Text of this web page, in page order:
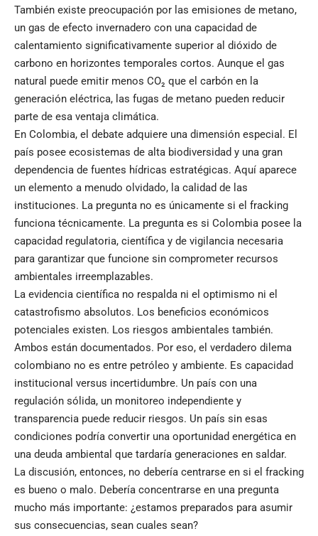
También existe preocupación por las emisiones de metano,
un gas de efecto invernadero con una capacidad de
calentamiento significativamente superior al dióxido de
carbono en horizontes temporales cortos. Aunque el gas
natural puede emitir menos CO₂ que el carbón en la
generación eléctrica, las fugas de metano pueden reducir
parte de esa ventaja climática.
En Colombia, el debate adquiere una dimensión especial. El
país posee ecosistemas de alta biodiversidad y una gran
dependencia de fuentes hídricas estratégicas. Aquí aparece
un elemento a menudo olvidado, la calidad de las
instituciones. La pregunta no es únicamente si el fracking
funciona técnicamente. La pregunta es si Colombia posee la
capacidad regulatoria, científica y de vigilancia necesaria
para garantizar que funcione sin comprometer recursos
ambientales irreemplazables.
La evidencia científica no respalda ni el optimismo ni el
catastrofismo absolutos. Los beneficios económicos
potenciales existen. Los riesgos ambientales también.
Ambos están documentados. Por eso, el verdadero dilema
colombiano no es entre petróleo y ambiente. Es capacidad
institucional versus incertidumbre. Un país con una
regulación sólida, un monitoreo independiente y
transparencia puede reducir riesgos. Un país sin esas
condiciones podría convertir una oportunidad energética en
una deuda ambiental que tardaría generaciones en saldar.
La discusión, entonces, no debería centrarse en si el fracking
es bueno o malo. Debería concentrarse en una pregunta
mucho más importante: ¿estamos preparados para asumir
sus consecuencias, sean cuales sean?